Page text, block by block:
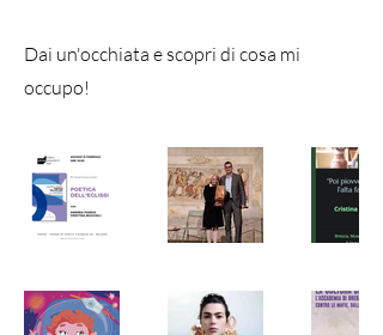
Dai un'occhiata e scopri di cosa mi
occupo!